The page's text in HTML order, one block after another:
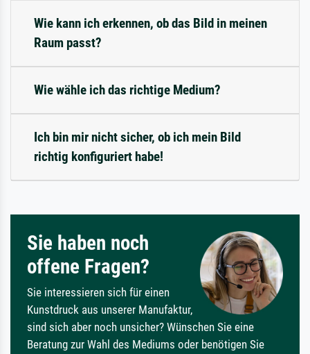
Wie kann ich erkennen, ob das Bild in meinen
Raum passt?
Wie wähle ich das richtige Medium?
Ich bin mir nicht sicher, ob ich mein Bild
richtig konfiguriert habe!
Sie haben noch
offene Fragen?
Sie interessieren sich für einen
Kunstdruck aus unserer Manufaktur,
sind sich aber noch unsicher? Wünschen Sie eine
Beratung zur Wahl des Mediums oder benötigen Sie